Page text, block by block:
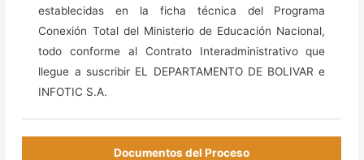
establecidas en la ficha técnica del Programa
Conexión Total del Ministerio de Educación Nacional,
todo conforme al Contrato Interadministrativo que
llegue a suscribir EL DEPARTAMENTO DE BOLIVAR e
INFOTIC S.A.
Documentos del Proceso